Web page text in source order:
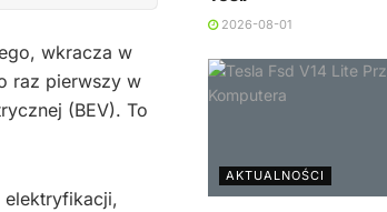
wkracza w
raz pierwszy w
(BEV). To
elektryfikacji,
2026-08-01
AKTUALNOŚCI